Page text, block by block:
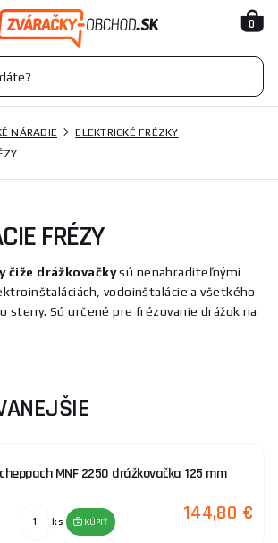
0
NÁRADIE
ELEKTRICKÉ FRÉZKY
FRÉZY
čiže drážkovačkysú nenahraditeľnými
vodoinštalácie a všetkého
steny. Sú určené pre frézovanie drážok na
pokládku vodovodných, plynových a
nastaviť na čo najvhodnejšie rozmery
použiť na betonn, železobetón, prírodný
drážkovačky so širokou ponukou typov,
vlastností, z ktorých si určite vyberie každý.
zakúpené u nás ponúkame tiež
si len vybrať. O radu pri výbere, kúpe či
MNF 2250 drážkovačka 125 mm
ks KÚPIŤ 144,80 €